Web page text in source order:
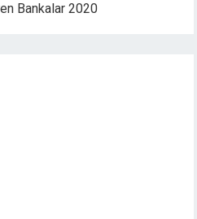
Bankalar 2020